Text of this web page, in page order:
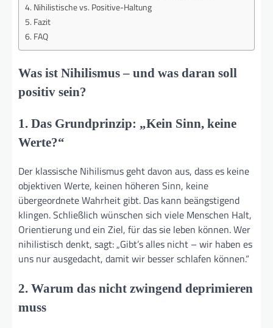
Nihilistische vs. Positive-Haltung
Fazit
FAQ
Was ist Nihilismus – und was daran soll
positiv sein?
1. Das Grundprinzip: „Kein Sinn, keine
Werte?“
Der klassische Nihilismus geht davon aus, dass es keine
objektiven Werte, keinen höheren Sinn, keine
übergeordnete Wahrheit gibt. Das kann beängstigend
klingen. Schließlich wünschen sich viele Menschen Halt,
Orientierung und ein Ziel, für das sie leben können. Wer
nihilistisch denkt, sagt: „Gibt’s alles nicht – wir haben es
uns nur ausgedacht, damit wir besser schlafen können.“
2. Warum das nicht zwingend deprimieren
muss